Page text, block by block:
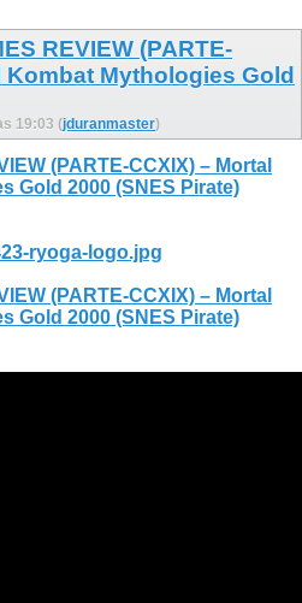
REVIEW (PARTE-
Kombat Mythologies Gold
19:03 (jduranmaster)
(PARTE-CCXIX) – Mortal
Gold 2000 (SNES Pirate)
ryoga-logo.jpg
(PARTE-CCXIX) – Mortal
Gold 2000 (SNES Pirate)